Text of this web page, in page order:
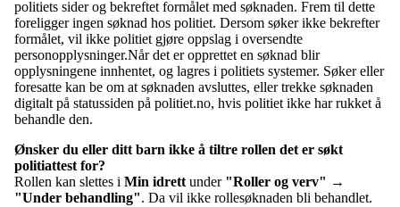
politiets sider og bekreftet formålet med søknaden. Frem til dette
foreligger ingen søknad hos politiet. Dersom søker ikke bekrefter
formålet, vil ikke politiet gjøre oppslag i oversendte
personopplysninger.Når det er opprettet en søknad blir
opplysningene innhentet, og lagres i politiets systemer. Søker eller
foresatte kan be om at søknaden avsluttes, eller trekke søknaden
digitalt på statussiden på politiet.no, hvis politiet ikke har rukket å
behandle den.
Ønsker du eller ditt barn ikke å tiltre rollen det er søkt
politiattest for?
Rollen kan slettes i Min idrettunder "Roller og verv" →
"Under behandling". Da vil ikke rollesøknaden bli behandlet.